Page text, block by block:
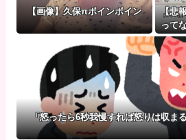
【画像】久保πボインボイン
【悲
って
「怒ったら6秒我慢すれば怒りは収ま